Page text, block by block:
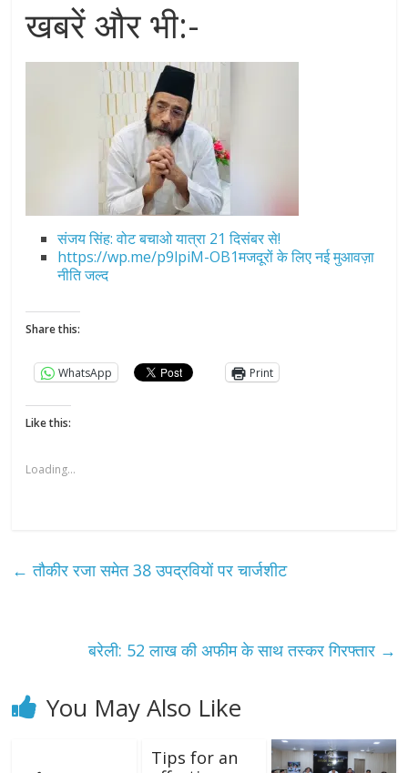
खबरें और भी:-
संजय सिंह: वोट बचाओ यात्रा 21 दिसंबर से!
https://wp.me/p9lpiM-OB1मजदूरों के लिए नई मुआवज़ा
नीति जल्द
Share this:
WhatsApp Print
Like this:
Loading...
← तौकीर रजा समेत 38 उपद्रवियों पर चार्जशीट
बरेली: 52 लाख की अफीम के साथ तस्कर गिरफ्तार →
You May Also Like
Tips for an